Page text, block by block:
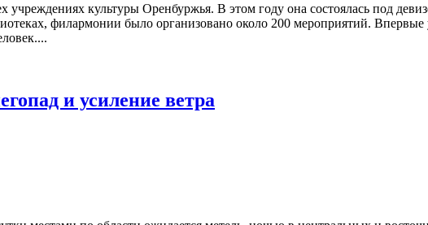
учреждениях культуры Оренбуржья. В этом году она состоялась под
филармонии было организовано около 200 мероприятий.
и усиление ветра